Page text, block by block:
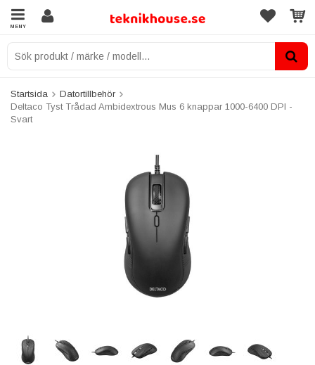
MENY
Startsida
Datortillbehör
Deltaco Tyst Trådad Ambidextrous Mus 6 knappar 1000-6400 DPI -
Svart